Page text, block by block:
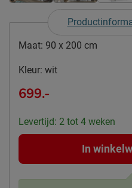
Maat: 90 x 200 cm
Kleur: wit
699.-
Levertijd: 2 tot 4 weken
In